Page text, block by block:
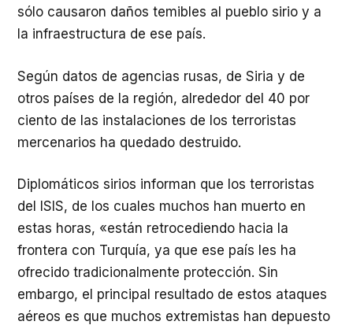
sólo causaron daños temibles al pueblo sirio y a
la infraestructura de ese país.
Según datos de agencias rusas, de Siria y de
otros países de la región, alrededor del 40 por
ciento de las instalaciones de los terroristas
mercenarios ha quedado destruido.
Diplomáticos sirios informan que los terroristas
del ISIS, de los cuales muchos han muerto en
estas horas, «están retrocediendo hacia la
frontera con Turquía, ya que ese país les ha
ofrecido tradicionalmente protección. Sin
embargo, el principal resultado de estos ataques
aéreos es que muchos extremistas han depuesto